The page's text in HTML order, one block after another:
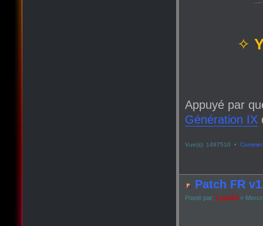
✧
Appuyé par
Génération IX
Vue(s): 1487510 •
Patch FR
Posté par: Lyan53 »